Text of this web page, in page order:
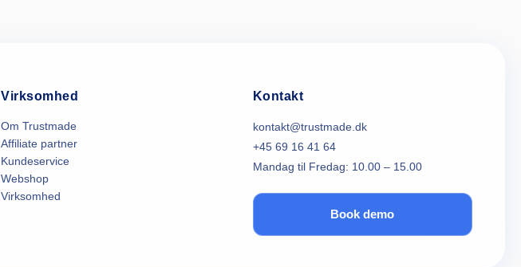
Virksomhed
Om Trustmade
Affiliate partner
Kundeservice
Webshop
Virksomhed
Kontakt
kontakt@trustmade.dk
+45 69 16 41 64
Mandag til Fredag: 10.00 – 15.00
Book demo